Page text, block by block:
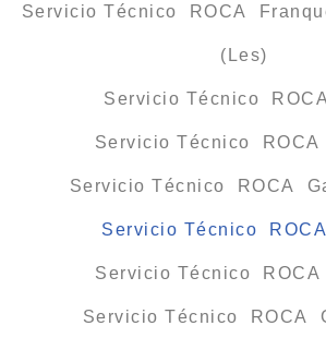
Servicio Técnico ROCA
(Les)
Servicio Técnico
Servicio Técnico
Servicio Técnico ROCA
Servicio Técnico
Servicio Técnico
Servicio Técnico ROCA